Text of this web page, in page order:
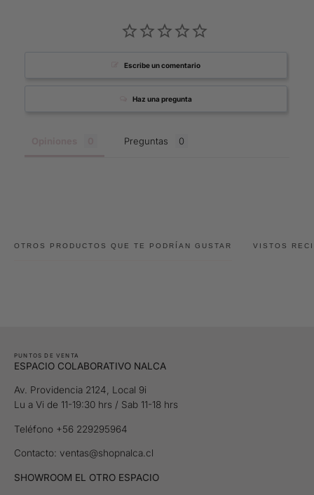
Escribe un comentario
Haz una pregunta
Preguntas
OTROS PRODUCTOS QUE TE PODRÍAN GUSTAR VISTOS
PUNTOS DE VENTA
ESPACIO COLABORATIVO NALCA
Av. Providencia 2124, Local 9i
Lu a Vi de 11-19:30 hrs / Sab 11-18 hrs
Teléfono +56 229295964
Contacto: ventas@shopnalca.cl
SHOWROOM EL OTRO ESPACIO